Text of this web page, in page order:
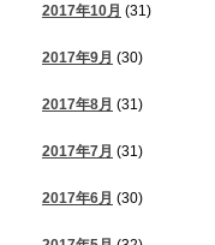
2017年10月 (31)
2017年9月 (30)
2017年8月 (31)
2017年7月 (31)
2017年6月 (30)